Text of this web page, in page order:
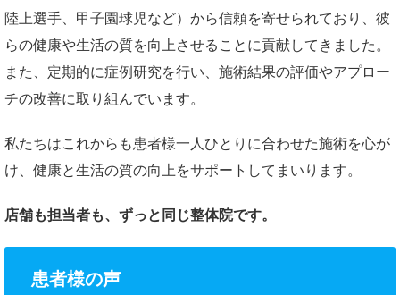
陸上選手、甲子園球児など）から信頼を寄せられており、彼
らの健康や生活の質を向上させることに貢献してきました。
また、定期的に症例研究を行い、施術結果の評価やアプロー
チの改善に取り組んでいます。
私たちはこれからも患者様一人ひとりに合わせた施術を心が
け、健康と生活の質の向上をサポートしてまいります。
店舗も担当者も、ずっと同じ整体院です。
患者様の声